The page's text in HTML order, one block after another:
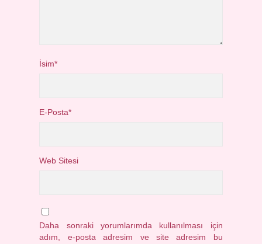
İsim*
E-Posta*
Web Sitesi
Daha sonraki yorumlarımda kullanılması için
adım, e-posta adresim ve site adresim bu